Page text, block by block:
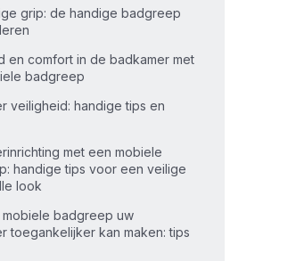
grip: de handige badgreep
en comfort in de badkamer met
badgreep
veiligheid: handige tips en
met een mobiele
handige tips voor een veilige
look
badgreep uw
toegankelijker kan maken: tips